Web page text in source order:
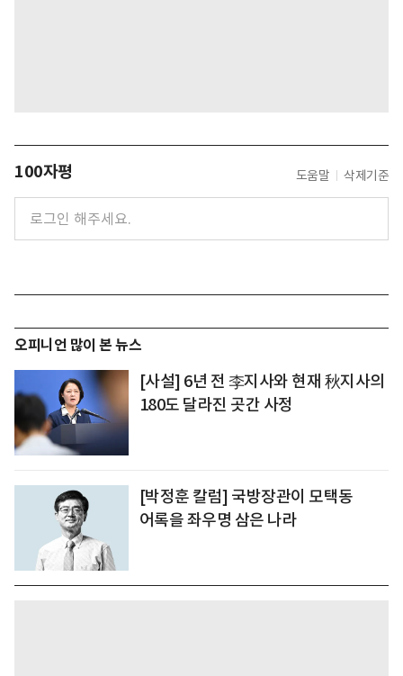
100자평 도움말 삭제기준
오피니언 많이 본 뉴스
[사설] 6년 전 李지사와 현재 秋지사의
180도 달라진 곳간 사정
[박정훈 칼럼] 국방장관이 모택동
어록을 좌우명 삼은 나라